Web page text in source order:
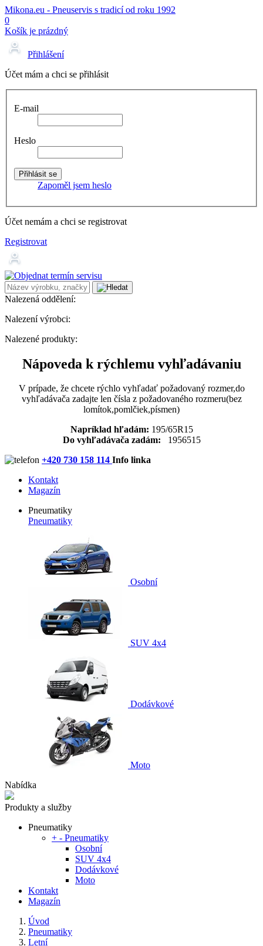
Mikona.eu - Pneuservis s tradicí od roku 1992
0
Košík je prázdný
Přihlášení
Účet mám a chci se přihlásit
E-mail
Heslo
Zapoměl jsem heslo
Účet nemám a chci se registrovat
Registrovat
Nalezená oddělení:
Nalezení výrobci:
Nalezené produkty:
Nápoveda k rýchlemu vyhľadávaniu
V prípade, že chcete rýchlo vyhľadať požadovaný rozmer,do
vyhľadávača zadajte len čísla z požadovaného rozmeru(bez
lomítok,pomlčiek,písmen)
Napríklad hľadám: 195/65R15
Do vyhľadávača zadám: 1956515
+420 730 158 114 Info linka
Kontakt
Magazín
Pneumatiky
Pneumatiky
Osobní
SUV 4x4
Dodávkové
Moto
Nabídka
Produkty a služby
Pneumatiky
+ - Pneumatiky
Osobní
SUV 4x4
Dodávkové
Moto
Kontakt
Magazín
Úvod
Pneumatiky
Letní